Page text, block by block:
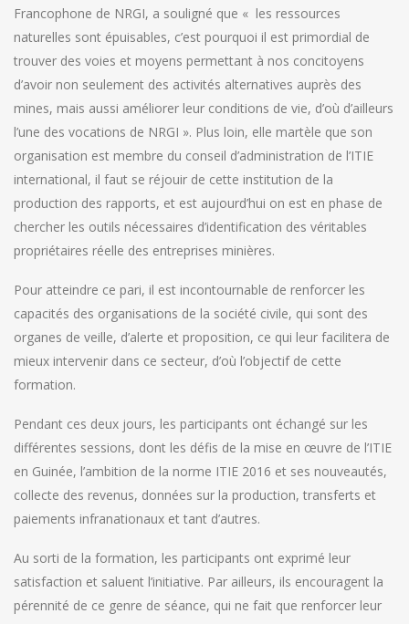
Francophone de NRGI, a souligné que « les ressources
naturelles sont épuisables, c’est pourquoi il est primordial de
trouver des voies et moyens permettant à nos concitoyens
d’avoir non seulement des activités alternatives auprès des
mines, mais aussi améliorer leur conditions de vie, d’où d’ailleurs
l’une des vocations de NRGI ». Plus loin, elle martèle que son
organisation est membre du conseil d’administration de l’ITIE
international, il faut se réjouir de cette institution de la
production des rapports, et est aujourd’hui on est en phase de
chercher les outils nécessaires d’identification des véritables
propriétaires réelle des entreprises minières.
Pour atteindre ce pari, il est incontournable de renforcer les
capacités des organisations de la société civile, qui sont des
organes de veille, d’alerte et proposition, ce qui leur facilitera de
mieux intervenir dans ce secteur, d’où l’objectif de cette
formation.
Pendant ces deux jours, les participants ont échangé sur les
différentes sessions, dont les défis de la mise en œuvre de l’ITIE
en Guinée, l’ambition de la norme ITIE 2016 et ses nouveautés,
collecte des revenus, données sur la production, transferts et
paiements infranationaux et tant d’autres.
Au sorti de la formation, les participants ont exprimé leur
satisfaction et saluent l’initiative. Par ailleurs, ils encouragent la
pérennité de ce genre de séance, qui ne fait que renforcer leur